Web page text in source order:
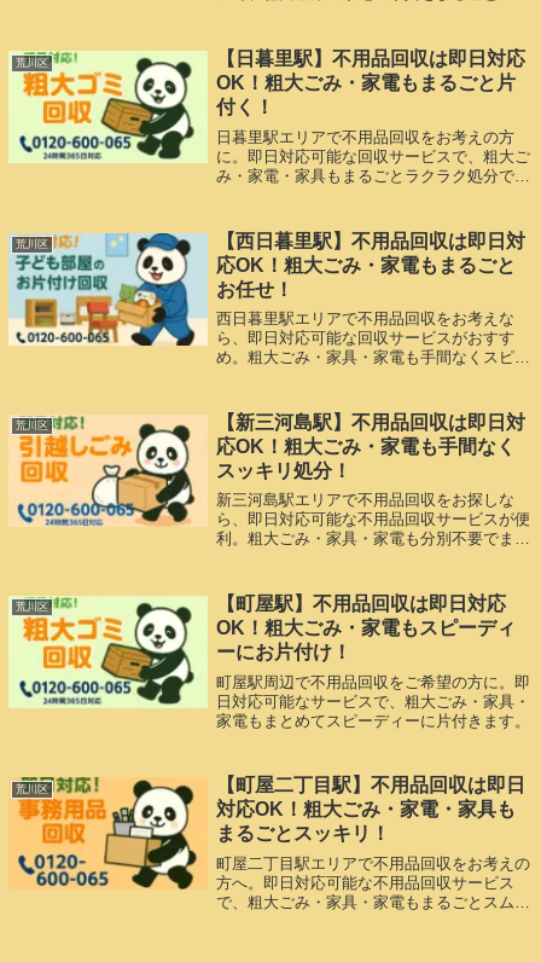
荒川区
【日暮里駅】不用品回収は即日対応
OK！粗大ごみ・家電もまるごと片
付く！
日暮里駅エリアで不用品回収をお考えの方
に。即日対応可能な回収サービスで、粗大ご
み・家電・家具もまるごとラクラク処分でき
荒川区
【西日暮里駅】不用品回収は即日対
応OK！粗大ごみ・家電もまるごと
お任せ！
西日暮里駅エリアで不用品回収をお考えな
ら、即日対応可能な回収サービスがおすす
め。粗大ごみ・家具・家電も手間なくスピー
荒川区
【新三河島駅】不用品回収は即日対
応OK！粗大ごみ・家電も手間なく
スッキリ処分！
新三河島駅エリアで不用品回収をお探しな
ら、即日対応可能な不用品回収サービスが便
利。粗大ごみ・家具・家電も分別不要でまと
荒川区
【町屋駅】不用品回収は即日対応
OK！粗大ごみ・家電もスピーディ
ーにお片付け！
町屋駅周辺で不用品回収をご希望の方に。即
日対応可能なサービスで、粗大ごみ・家具・
家電もまとめてスピーディーに片付きます。
荒川区
【町屋二丁目駅】不用品回収は即日
対応OK！粗大ごみ・家電・家具も
まるごとスッキリ！
町屋二丁目駅エリアで不用品回収をお考えの
方へ。即日対応可能な不用品回収サービス
で、粗大ごみ・家具・家電もまるごとスムー